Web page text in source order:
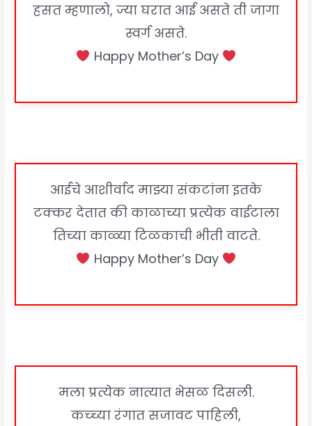
हसत म्हणालो, ज्या घरात आई असते ती जागा
स्वर्ग असते.
Happy Mother’s Day
आईचे आशीर्वाद माझ्या संकटांना इतके
टक्कर देतात की काळाच्या प्रत्येक वाईटाला
तिच्या काळ्या टिळकाची भीती वाटते.
Happy Mother’s Day
मला प्रत्येक नात्यात भेसळ दिसली.
कच्च्या रंगात सजावट पाहिली,